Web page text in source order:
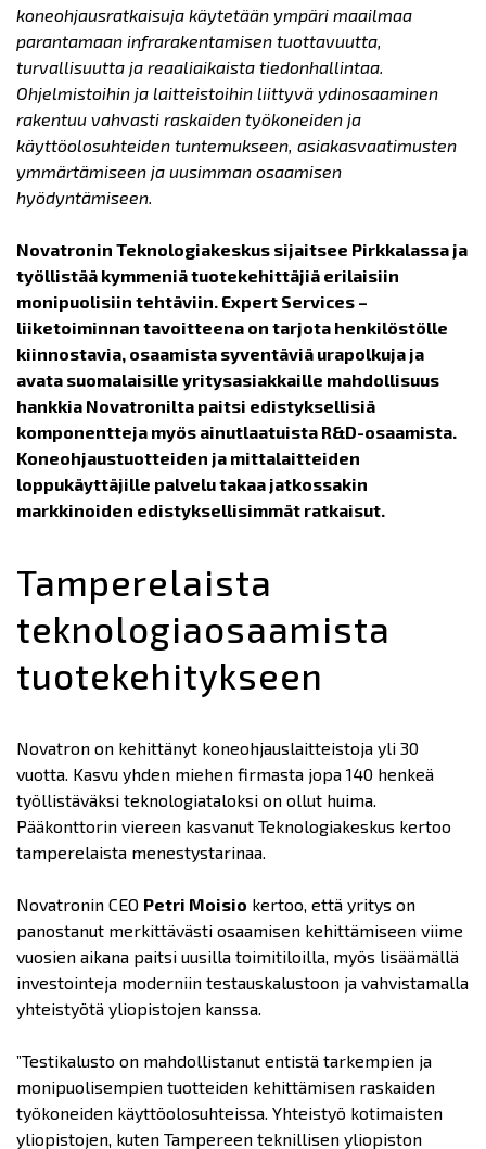
koneohjausratkaisuja käytetään ympäri maailmaa
parantamaan infrarakentamisen tuottavuutta,
turvallisuutta ja reaaliaikaista tiedonhallintaa.
Ohjelmistoihin ja laitteistoihin liittyvä ydinosaaminen
rakentuu vahvasti raskaiden työkoneiden ja
käyttöolosuhteiden tuntemukseen, asiakasvaatimusten
ymmärtämiseen ja uusimman osaamisen
hyödyntämiseen.
Novatronin Teknologiakeskus sijaitsee Pirkkalassa ja
työllistää kymmeniä tuotekehittäjiä erilaisiin
monipuolisiin tehtäviin. Expert Services –
liiketoiminnan tavoitteena on tarjota henkilöstölle
kiinnostavia, osaamista syventäviä urapolkuja ja
avata suomalaisille yritysasiakkaille mahdollisuus
hankkia Novatronilta paitsi edistyksellisiä
komponentteja myös ainutlaatuista R&D-osaamista.
Koneohjaustuotteiden ja mittalaitteiden
loppukäyttäjille palvelu takaa jatkossakin
markkinoiden edistyksellisimmät ratkaisut.
Tamperelaista
teknologiaosaamista
tuotekehitykseen
Novatron on kehittänyt koneohjauslaitteistoja yli 30
vuotta. Kasvu yhden miehen firmasta jopa 140 henkeä
työllistäväksi teknologiataloksi on ollut huima.
Pääkonttorin viereen kasvanut Teknologiakeskus kertoo
tamperelaista menestystarinaa.
Novatronin CEO Petri Moisio kertoo, että yritys on
panostanut merkittävästi osaamisen kehittämiseen viime
vuosien aikana paitsi uusilla toimitiloilla, myös lisäämällä
investointeja moderniin testauskalustoon ja vahvistamalla
yhteistyötä yliopistojen kanssa.
”Testikalusto on mahdollistanut entistä tarkempien ja
monipuolisempien tuotteiden kehittämisen raskaiden
työkoneiden käyttöolosuhteissa. Yhteistyö kotimaisten
yliopistojen, kuten Tampereen teknillisen yliopiston